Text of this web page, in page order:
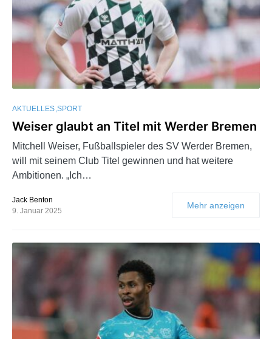
AKTUELLES SPORT
Weiser glaubt an Titel mit Werder Bremen
Mitchell Weiser, Fußballspieler des SV Werder Bremen,
will mit seinem Club Titel gewinnen und hat weitere
Ambitionen. „Ich…
Jack Benton
9. Januar 2025
Mehr anzeigen